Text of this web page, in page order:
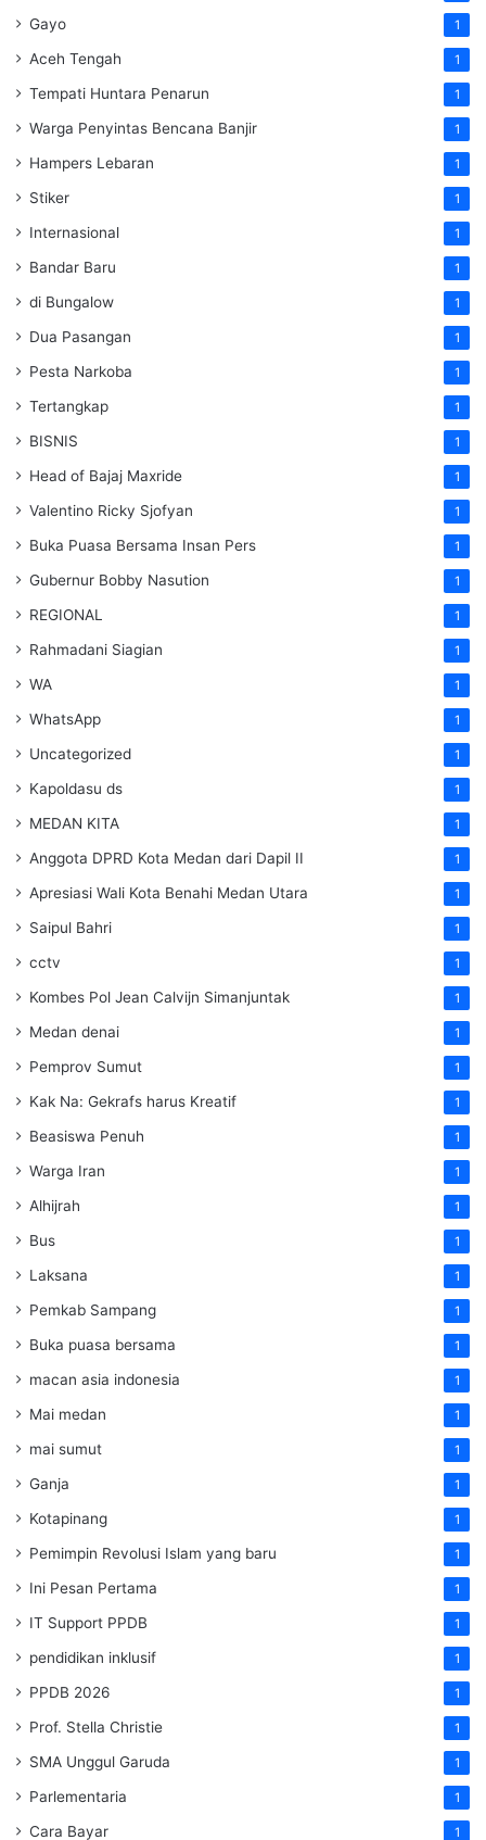
Gayo 1
Aceh Tengah 1
Tempati Huntara Penarun 1
Warga Penyintas Bencana Banjir 1
Hampers Lebaran 1
Stiker 1
Internasional 1
Bandar Baru 1
di Bungalow 1
Dua Pasangan 1
Pesta Narkoba 1
Tertangkap 1
BISNIS 1
Head of Bajaj Maxride 1
Valentino Ricky Sjofyan 1
Buka Puasa Bersama Insan Pers 1
Gubernur Bobby Nasution 1
REGIONAL 1
Rahmadani Siagian 1
WA 1
WhatsApp 1
Uncategorized 1
Kapoldasu ds 1
MEDAN KITA 1
Anggota DPRD Kota Medan dari Dapil II 1
Apresiasi Wali Kota Benahi Medan Utara 1
Saipul Bahri 1
cctv 1
Kombes Pol Jean Calvijn Simanjuntak 1
Medan denai 1
Pemprov Sumut 1
Kak Na: Gekrafs harus Kreatif 1
Beasiswa Penuh 1
Warga Iran 1
Alhijrah 1
Bus 1
Laksana 1
Pemkab Sampang 1
Buka puasa bersama 1
macan asia indonesia 1
Mai medan 1
mai sumut 1
Ganja 1
Kotapinang 1
Pemimpin Revolusi Islam yang baru 1
Ini Pesan Pertama 1
IT Support PPDB 1
pendidikan inklusif 1
PPDB 2026 1
Prof. Stella Christie 1
SMA Unggul Garuda 1
Parlementaria 1
Cara Bayar 1